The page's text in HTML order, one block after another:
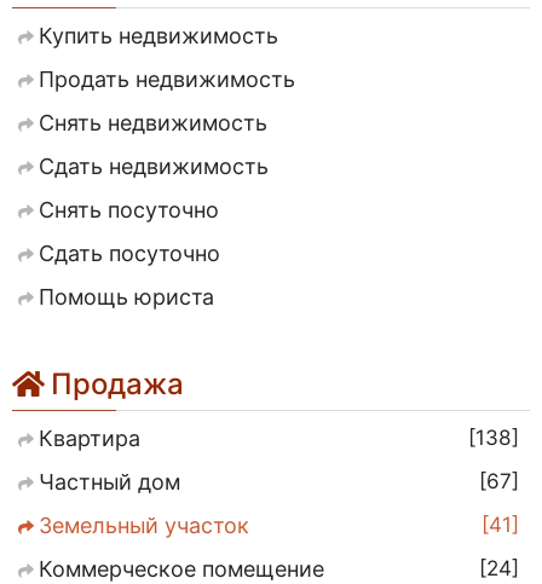
Купить недвижимость
Продать недвижимость
Снять недвижимость
Сдать недвижимость
Снять посуточно
Сдать посуточно
Помощь юриста
Продажа
Квартира
138
Частный дом
67
Земельный участок
41
Коммерческое помещение
24